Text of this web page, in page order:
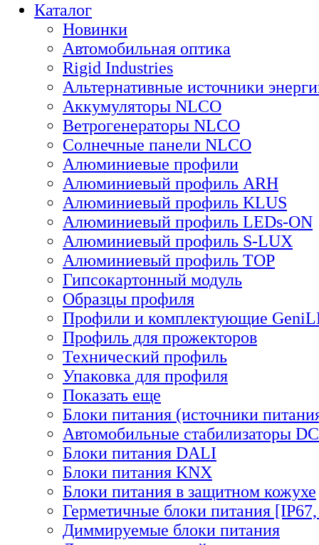
Каталог
Новинки
Автомобильная оптика
Rigid Industries
Альтернативные источники
Аккумуляторы NLCO
Ветрогенераторы NLCO
Солнечные панели NLCO
Алюминиевые профили
Алюминиевый профиль ARH
Алюминиевый профиль KLUS
Алюминиевый профиль LEDs-ON
Алюминиевый профиль S-LUX
Алюминиевый профиль TOP
Гипсокартонный модуль
Образцы профиля
Профили и комплектующие
Профиль для прожекторов
Технический профиль
Упаковка для профиля
Показать еще
Блоки питания (источники
Автомобильные стабилизаторы
Блоки питания DALI
Блоки питания KNX
Блоки питания в защитном кожухе
Герметичные блоки питания
Диммируемые блоки питания